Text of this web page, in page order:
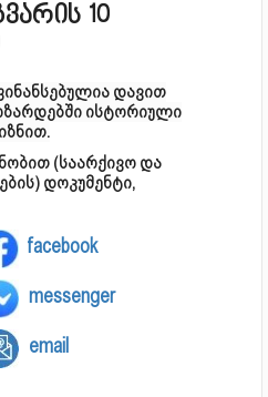
10
დავით
ისტორიული
(საარქივო და
დოკუმენტი,
facebook
messenger
email